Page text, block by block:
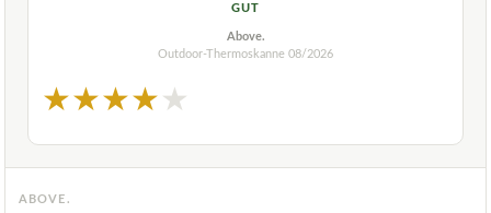
GUT
Above.
Outdoor-Thermoskanne 08/2026
★★★★★
ABOVE.